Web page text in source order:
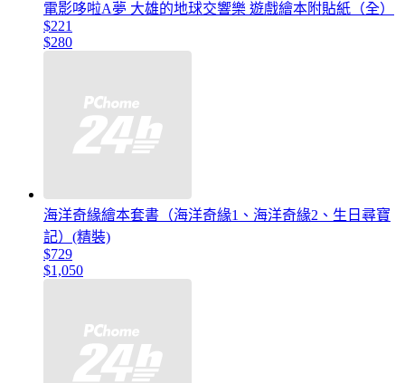
電影哆啦A夢 大雄的地球交響樂 遊戲繪本附貼紙（全）
$221
$280
海洋奇緣繪本套書（海洋奇緣1、海洋奇緣2、生日尋寶
記）(精裝)
$729
$1,050